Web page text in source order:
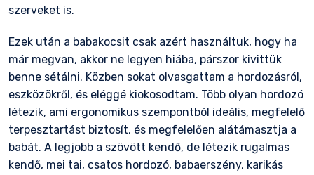
szerveket is.
Ezek után a babakocsit csak azért használtuk, hogy ha
már megvan, akkor ne legyen hiába, párszor kivittük
benne sétálni. Közben sokat olvasgattam a hordozásról,
eszközökről, és eléggé kiokosodtam. Több olyan hordozó
létezik, ami ergonomikus szempontból ideális, megfelelő
terpesztartást biztosít, és megfelelően alátámasztja a
babát. A legjobb a szövött kendő, de létezik rugalmas
kendő, mei tai, csatos hordozó, babaerszény, karikás